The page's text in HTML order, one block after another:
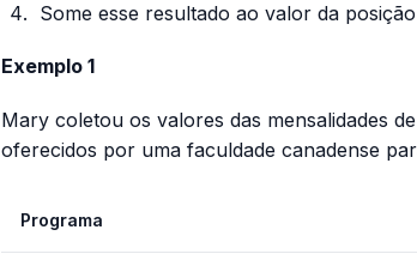
Some esse resultado ao valor da
Exemplo 1
Mary coletou os valores das mensalidades
oferecidos por uma faculdade canadense
Programa